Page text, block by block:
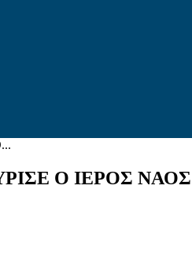
Ο ΙΕΡΟΣ ΝΑΟΣ